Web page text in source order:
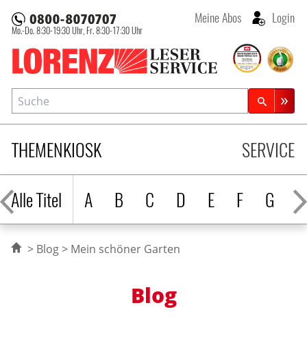
Lorenz Leserservice
Mo.-Do. 8:30-19:30 Uhr, Fr. 8:30-17:30 Uhr
Meine Abos Login
THEMENKIOSK
Alle Titel
A B C D E F G H
SERVICE
Suche
Zeitschriftensuche
Blog Mein schöner Garten
Blog